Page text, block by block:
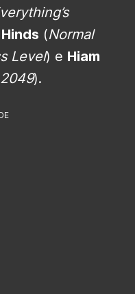
(Normal
Level) e Hiam
).